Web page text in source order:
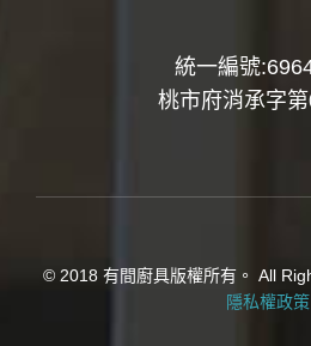
統一編號
桃市府消承字
© 2018 有間廚具版權所有。 All
隱私權政策